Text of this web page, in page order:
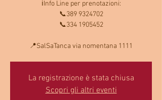
ℹ️Info Line per prenotazioni:
📞389 9324702
📞334 1905452
📍SalSaTanca via nomentana 1111
La registrazione è stata chiusa
Scopri gli altri eventi